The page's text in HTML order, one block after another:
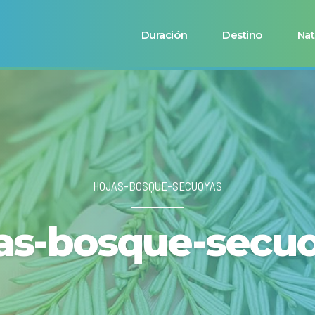
Duración Destino
HOJAS-BOSQUE-SECUOYAS
bosque-